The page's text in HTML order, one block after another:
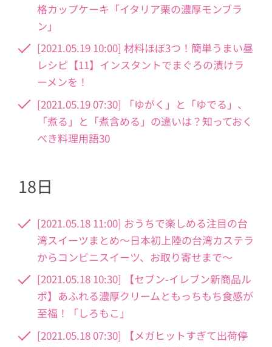
格カップケーキ「イタリア栗の濃厚モンブラ
ン」
[2021.05.19 10:00] 材料ほぼ3つ！簡単うまい昼
レシピ【11】インスタントでまぐろの漬けラ
ーメンを！
[2021.05.19 07:30] 「ゆがく」と「ゆでる」、
「煮る」と「煮含める」の違いは？知っておく
べき料理用語30
18日
[2021.05.18 11:00] おうちで楽しめる注目の台
湾スイーツまとめ〜日本初上陸の台湾カステラ
からコンビニスイーツ、お取り寄せまで〜
[2021.05.18 10:30] 【セブン-イレブン新商品ル
ポ】あふれる濃厚クリームともっちもち食感が
至福！「しろもこ」
[2021.05.18 07:30] 【メガヒットすぎて出荷停